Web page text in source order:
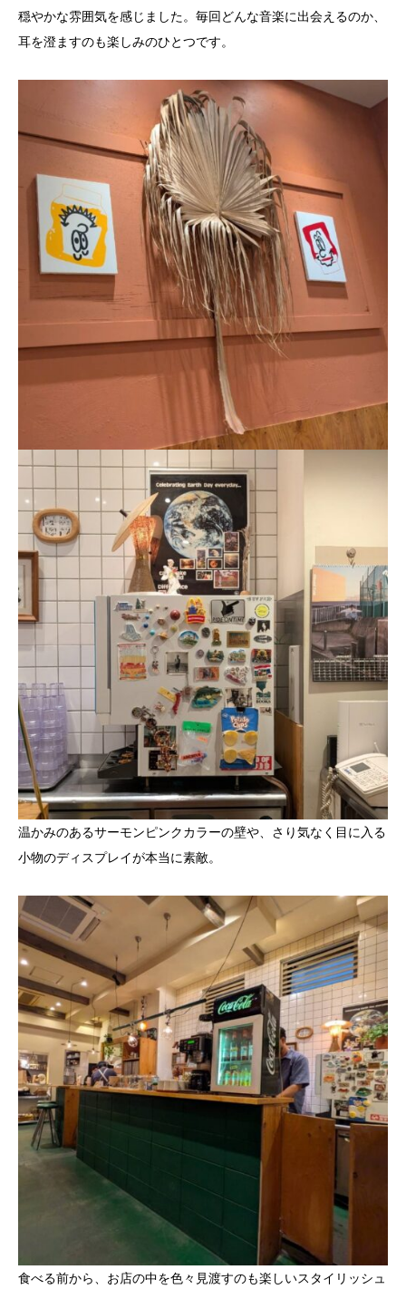
穏やかな雰囲気を感じました。毎回どんな音楽に出会えるのか、
耳を澄ますのも楽しみのひとつです。
温かみのあるサーモンピンクカラーの壁や、さり気なく目に入る
小物のディスプレイが本当に素敵。
食べる前から、お店の中を色々見渡すのも楽しいスタイリッシュ